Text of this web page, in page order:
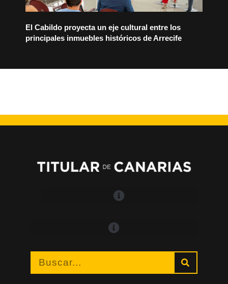
El Cabildo proyecta un eje cultural entre los
principales inmuebles históricos de Arrecife